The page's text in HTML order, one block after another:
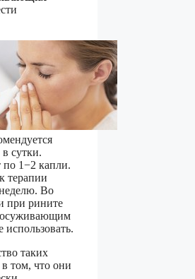
сутки.
по 1−2 капли.
терапии
Во
при рините
таких
в том, что они